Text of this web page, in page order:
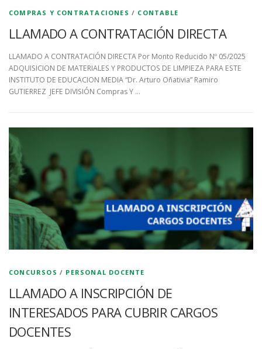
COMPRAS Y CONTRATACIONES / CONTABLE
LLAMADO A CONTRATACIÓN DIRECTA
LLAMADO A CONTRATACIÓN DIRECTA Por Monto Reducido Nº 05/2025
ADQUISICION DE MATERIALES Y PRODUCTOS DE LIMPIEZA PARA ESTE
INSTITUTO DE EDUCACION MEDIA “Dr. Arturo Oñativia” Ramiro
GUTIERREZ JEFE DIVISIÓN Compras Y …
CONCURSOS / PERSONAL DOCENTE
LLAMADO A INSCRIPCIÓN DE
INTERESADOS PARA CUBRIR CARGOS
DOCENTES